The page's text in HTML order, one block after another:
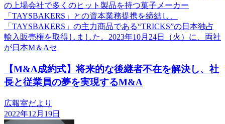
の上場会社で多くのヒット製品を持つ菓子メーカー
「TAYSBAKERS」との資本業務提携を締結し、
「TAYSBAKERS」の主力商品である“TRICKS”の日本独占
輸入販売権を取得しました。2023年10月24日（火）に、両社
が日本M＆Aセ
【M&A成約式】将来的な後継者不在を解決し、社
長と従業員の夢を実現するM&A
広報室だより
2022年12月19日